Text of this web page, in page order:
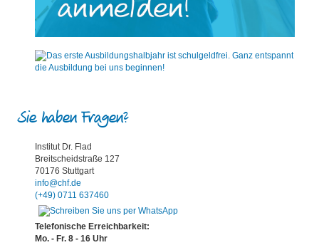
Sie haben Fragen?
Institut Dr. Flad
Breitscheidstraße 127
70176 Stuttgart
info@chf.de
(+49) 0711 637460
Telefonische Erreichbarkeit:
Mo. - Fr. 8 - 16 Uhr